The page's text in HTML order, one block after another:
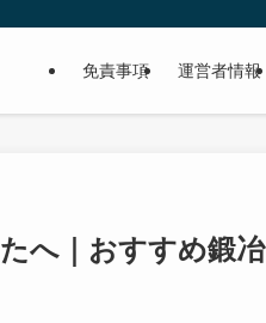
免責事項 運営者情報
へ｜おすすめ鍛冶